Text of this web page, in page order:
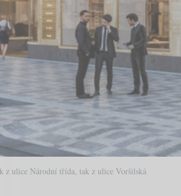
z ulice Národní třída, tak z ulice Voršilská